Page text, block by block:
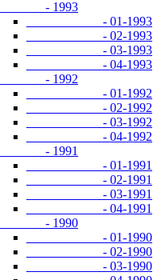
- 1993
- 01-1993
- 02-1993
- 03-1993
- 04-1993
- 1992
- 01-1992
- 02-1992
- 03-1992
- 04-1992
- 1991
- 01-1991
- 02-1991
- 03-1991
- 04-1991
- 1990
- 01-1990
- 02-1990
- 03-1990